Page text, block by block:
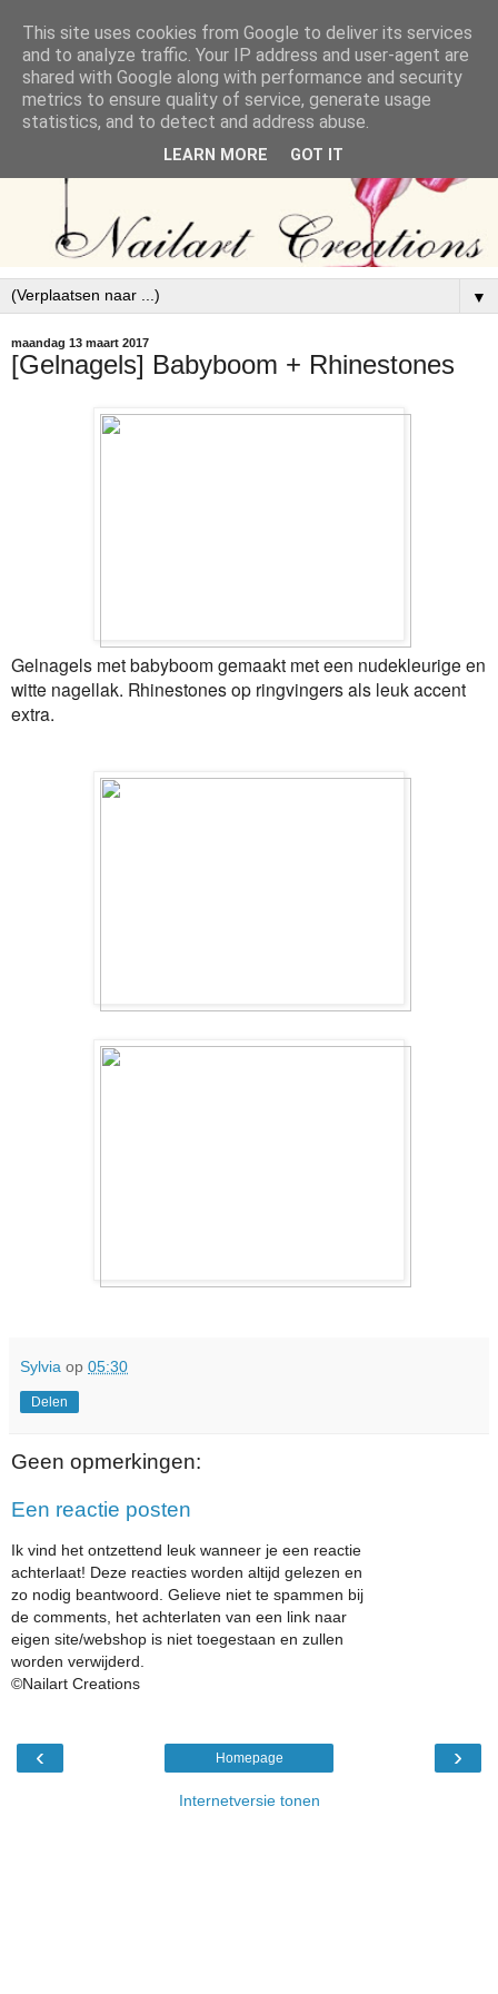
▼
maandag 13 maart 2017
[Gelnagels] Babyboom + Rhinestones
Gelnagels met babyboom gemaakt met een nudekleurige en
witte nagellak. Rhinestones op ringvingers als leuk accent
extra.
Sylvia op 05:30
Delen
Geen opmerkingen:
Een reactie posten
Ik vind het ontzettend leuk wanneer je een reactie
achterlaat! Deze reacties worden altijd gelezen en
zo nodig beantwoord. Gelieve niet te spammen bij
de comments, het achterlaten van een link naar
eigen site/webshop is niet toegestaan en zullen
worden verwijderd.
©Nailart Creations
‹ ›
Homepage
Internetversie tonen
This site uses cookies from Google to deliver its services
and to analyze traffic. Your IP address and user-agent are
shared with Google along with performance and security
metrics to ensure quality of service, generate usage
statistics, and to detect and address abuse.
LEARN MORE GOT IT